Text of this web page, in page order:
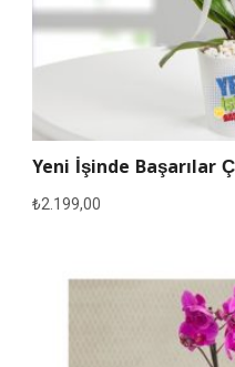
Yeni İşinde Başarılar
₺2.199,00